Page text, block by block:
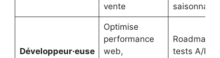
vente
saisonnalité
Développeur·euse
Optimise
performance
web,
Roadmap
tests A/B,